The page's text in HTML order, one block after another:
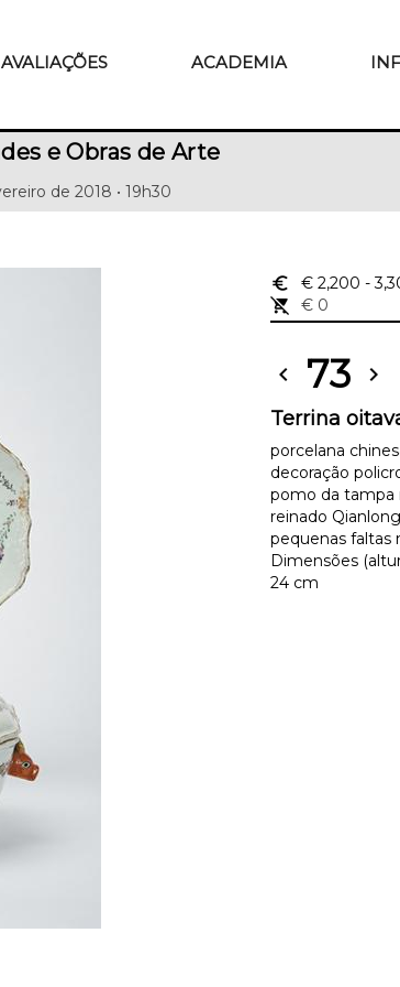
AVALIAÇÕES ACADEMIA
e Obras de Arte
de 2018 • 19h30
euro_symbol € 2,200 -
remove_shopping_cart
€ 0
chevron_left 73 chevron_right
Terrina
porcelana
decoração
pomo da tampa
reinado Qianlong
pequenas faltas
Dimensões
24 cm